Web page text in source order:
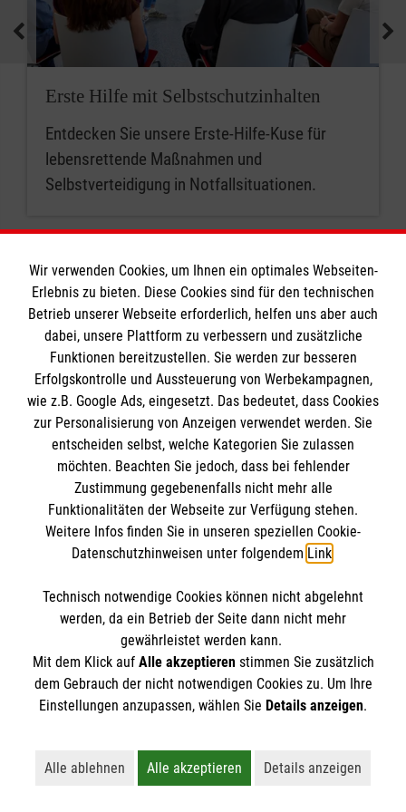
medizinische Geräte und koordinieren
Notfallmaßnahmen.
Zusammenfassend sind betriebliche
Ansprechpersonen für Erste Hilfe, während
Mitarbeitende im betrieblichen Sanitätsdienst
eine erweiterte Rolle bei der medizinischen
Erste Hilfe mit Selbstschutzinhalten
Entdecken Sie unsere Erste-Hilfe-Kuse für
lebensrettende Maßnahmen und
Selbstverteidigung in Notfallsituationen.
Spendenbetrag in Euro Spenden
Karriere
Ehrenamt
Freiwilligendienst (FSJ/BFD)
Angebote und Leistungen
Presse und Medien
Malteserorden
Malteser Jugend
Malteser International
Malteser Werke
Nachhaltigkeit
Prävention
Compliance
Spenden und Helfen
Wir verwenden Cookies, um Ihnen ein optimales Webseiten-
Erlebnis zu bieten. Diese Cookies sind für den technischen
Betrieb unserer Webseite erforderlich, helfen uns aber auch
dabei, unsere Plattform zu verbessern und zusätzliche
Funktionen bereitzustellen. Sie werden zur besseren
Erfolgskontrolle und Aussteuerung von Werbekampagnen,
wie z.B. Google Ads, eingesetzt. Das bedeutet, dass Cookies
zur Personalisierung von Anzeigen verwendet werden. Sie
entscheiden selbst, welche Kategorien Sie zulassen
möchten. Beachten Sie jedoch, dass bei fehlender
Zustimmung gegebenenfalls nicht mehr alle
Funktionalitäten der Webseite zur Verfügung stehen.
Weitere Infos finden Sie in unseren speziellen Cookie-
Datenschutzhinweisen unter folgendem Link.
Technisch notwendige Cookies können nicht abgelehnt
werden, da ein Betrieb der Seite dann nicht mehr
gewährleistet werden kann.
Mit dem Klick auf Alle akzeptierenstimmen Sie zusätzlich
dem Gebrauch der nicht notwendigen Cookies zu. Um Ihre
Einstellungen anzupassen, wählen Sie Details anzeigen.
Alle ablehnen
Lehnt alle nicht-essentiellen Cookies ab
Alle akzeptieren
Akzeptiert alle Cookies
Details anzeigen